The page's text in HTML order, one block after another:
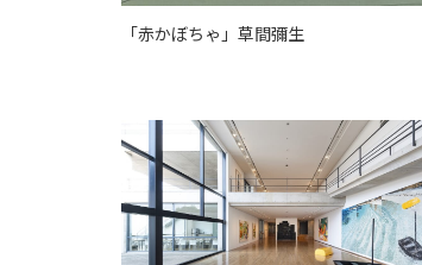
「赤かぼちゃ」草間彌生